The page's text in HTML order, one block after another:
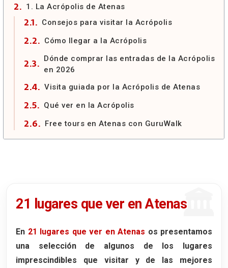
1. La Acrópolis de Atenas
Consejos para visitar la Acrópolis
Cómo llegar a la Acrópolis
Dónde comprar las entradas de la Acrópolis
en 2026
Visita guiada por la Acrópolis de Atenas
Qué ver en la Acrópolis
Free tours en Atenas con GuruWalk
2. Monte Licabeto
3. Plaza de Monastiraki
Qué hacer en Monastiraki
4. Barrio de Plaka
Qué ver en el barrio de Plaka
21 lugares que ver en Atenas
En 21 lugares que ver en Atenas os presentamos
una selección de algunos de los lugares
imprescindibles que visitar y de las mejores